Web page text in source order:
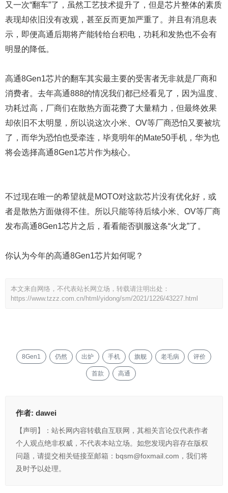
又一次“翻车”了，虽然工艺技术提升了，但是芯片整体的素质
表现却依旧没有改观，甚至反而更加严重了。并且有消息表
示，即便高通后期将产能转给台积电，功耗和发热也不会有
明显的降低。
高通8Gen1芯片的翻车其实最主要的受害者无非就是厂商和
消费者。去年高通888的情况我们都已经看见了，因为温度、
功耗过高，厂商们在散热方面花费了大量精力，但最终效果
却依旧不太明显，所以说这次小米、OV等厂商恐怕又要被坑
了，而华为恐怕也受牵连，毕竟明年的Mate50手机，华为也
将会选择高通8Gen1芯片作为核心。
不过现在唯一的希望就是MOTO对这款芯片没有优化好，或
者是散热方面做得不佳。所以只能等待后续小米、OV等厂商
发布高通8Gen1芯片之后，看看能否驯服这条“火龙”了。
你认为今年的高通8Gen1芯片如何呢？
本文来自网络，不代表站长网立场，转载请注明出处：
https://www.tzzz.com.cn/html/yidong/sm/2021/1226/43227.html
8Gen1 仍然 出炉 手机 旗舰 老毛病 评价
首款 高通
作者: dawei
【声明】：站长网内容转载自互联网，其相关言论仅代表作者
个人观点绝非权威，不代表本站立场。如您发现内容存在版权
问题，请提交相关链接至邮箱：bqsm@foxmail.com，我们将
及时予以处理。